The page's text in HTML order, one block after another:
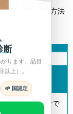
、正しい回収方法
」の認定事業者で
断
ります。品目
上）。
🌱 国認定